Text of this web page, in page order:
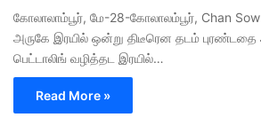
கோலாலாம்பூர், மே-28-கோலாலம்பூர், Chan
அருகே இரயில் ஒன்று திடீரென தடம் புரண்டதை
பெட்டாலிங் வழித்தட இரயில்…
Read More »